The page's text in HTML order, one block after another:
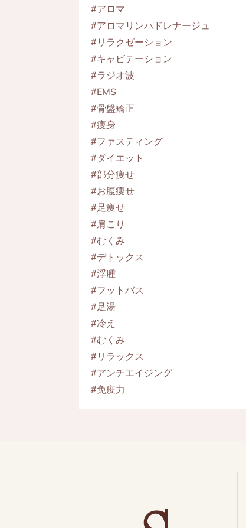
#アロマ
#アロマリンパドレナージュ
#リラクゼーション
#キャビテーション
#ラジオ波
#EMS
#骨盤矯正
#痩身
#ファスティング
#ダイエット
#部分痩せ
#お腹痩せ
#足痩せ
#肩こり
#むくみ
#デトックス
#浮腫
#フットバス
#足湯
#冷え
#むくみ
#リラックス
#アンチエイジング
#免疫力